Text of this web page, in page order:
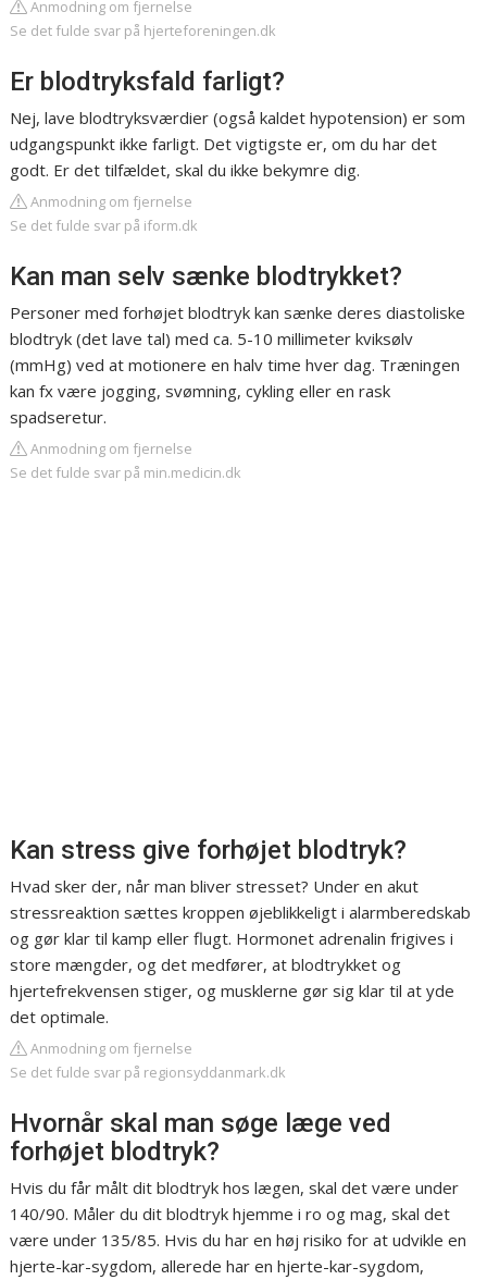
Anmodning om fjernelse
Se det fulde svar på hjerteforeningen.dk
Er blodtryksfald farligt?
Nej, lave blodtryksværdier (også kaldet hypotension) er som
udgangspunkt ikke farligt. Det vigtigste er, om du har det
godt. Er det tilfældet, skal du ikke bekymre dig.
Anmodning om fjernelse
Se det fulde svar på iform.dk
Kan man selv sænke blodtrykket?
Personer med forhøjet blodtryk kan sænke deres diastoliske
blodtryk (det lave tal) med ca. 5-10 millimeter kviksølv
(mmHg) ved at motionere en halv time hver dag. Træningen
kan fx være jogging, svømning, cykling eller en rask
spadseretur.
Anmodning om fjernelse
Se det fulde svar på min.medicin.dk
Kan stress give forhøjet blodtryk?
Hvad sker der, når man bliver stresset? Under en akut
stressreaktion sættes kroppen øjeblikkeligt i alarmberedskab
og gør klar til kamp eller flugt. Hormonet adrenalin frigives i
store mængder, og det medfører, at blodtrykket og
hjertefrekvensen stiger, og musklerne gør sig klar til at yde
det optimale.
Anmodning om fjernelse
Se det fulde svar på regionsyddanmark.dk
Hvornår skal man søge læge ved
forhøjet blodtryk?
Hvis du får målt dit blodtryk hos lægen, skal det være under
140/90. Måler du dit blodtryk hjemme i ro og mag, skal det
være under 135/85. Hvis du har en høj risiko for at udvikle en
hjerte-kar-sygdom, allerede har en hjerte-kar-sygdom,